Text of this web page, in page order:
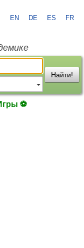
EN DE ES FR
Найти!
⚽